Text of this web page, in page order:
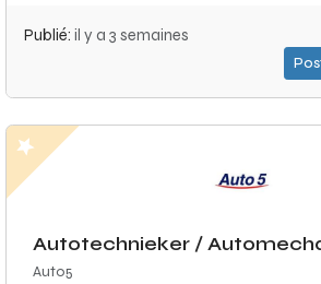
Publié: il y a 3 semaines
Autotechnieker /
Auto5